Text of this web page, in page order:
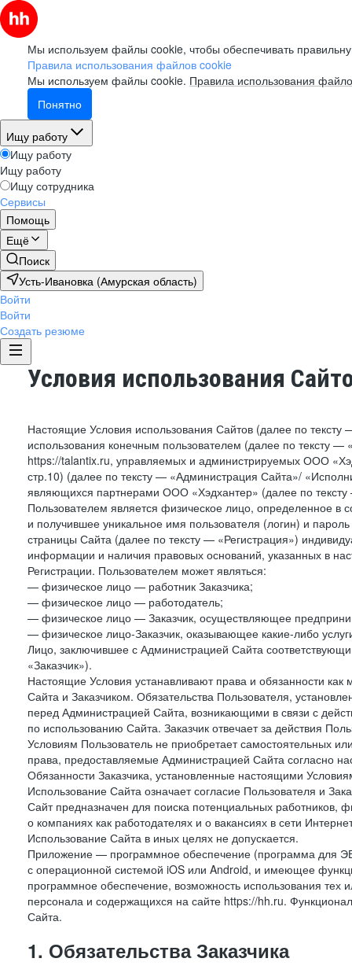
Мы используем файлы cookie, чтобы обеспечивать
Правила использования файлов cookie
Мы используем файлы cookie. Правила использования
Понятно
Ищу работу
Ищу работу
Ищу работу
Ищу сотрудника
Сервисы
Помощь
Ещё
Поиск
Усть-Ивановка (Амурская область)
Войти
Войти
Создать резюме
Условия использования
Настоящие Условия использования Сайтов (далее по
использования конечным пользователем (далее по тексту
https://talantix.ru, управляемых и администрируемых ООО
стр.10) (далее по тексту — «Администрация Сайта»/
являющихся партнерами ООО «Хэдхантер» (далее по
Пользователем является физическое лицо, определенное в
и получившее уникальное имя пользователя (логин) и
страницы Сайта (далее по тексту — «Регистрация»)
информации и наличия правовых оснований, указанных в
Регистрации. Пользователем может являться:
— физическое лицо — работник Заказчика;
— физическое лицо — работодатель;
— физическое лицо — Заказчик, осуществляющее
— физическое лицо-Заказчик, оказывающее какие-либо
Лицо, заключившее с Администрацией Сайта
«Заказчик»).
Настоящие Условия устанавливают права и обязанности
Сайта и Заказчиком. Обязательства Пользователя,
перед Администрацией Сайта, возникающими в связи с
по использованию Сайта. Заказчик отвечает за действия
Условиям Пользователь не приобретает самостоятельных
права, предоставляемые Администрацией Сайта согласно
Обязанности Заказчика, установленные настоящими
Использование Сайта означает согласие Пользователя и
Сайт предназначен для поиска потенциальных
о компаниях как работодателях и о вакансиях в сети
Использование Сайта в иных целях не допускается.
Приложение — программное обеспечение (программа для
с операционной системой iOS или Android, и имеющее
программное обеспечение, возможность использования
персонала и содержащихся на сайте https://hh.ru.
Сайта.
1. Обязательства Заказчика